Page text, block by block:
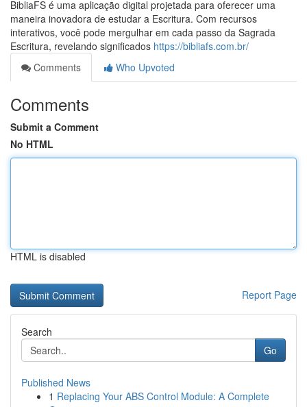
BibliaFS é uma aplicação digital projetada para oferecer uma
maneira inovadora de estudar a Escritura. Com recursos
interativos, você pode mergulhar em cada passo da Sagrada
Escritura, revelando significados https://bibliafs.com.br/
Comments
Who Upvoted
Comments
Submit a Comment
No HTML
HTML is disabled
Report Page
Search
Go
Published News
1 Replacing Your ABS Control Module: A Complete